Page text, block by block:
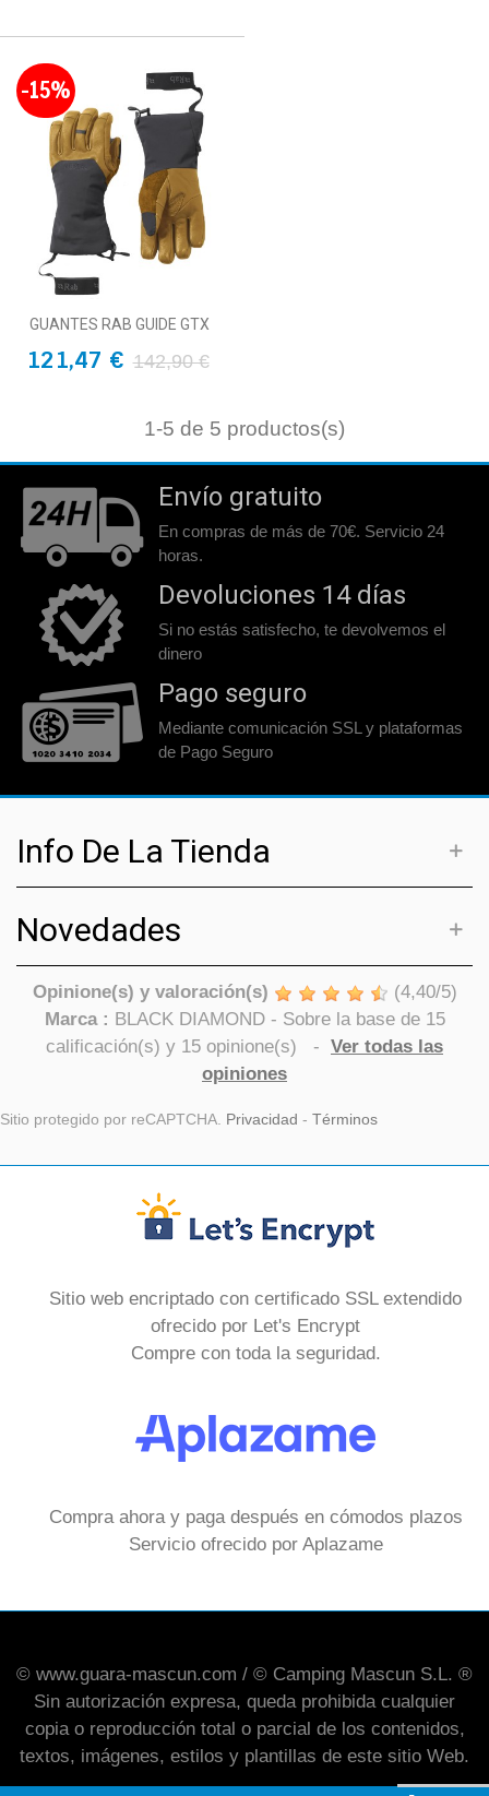
-15%
GUANTES RAB GUIDE GTX
121,47 € 142,90 €
1-5 de 5 productos(s)
Envío gratuito
En compras de más de 70€. Servicio 24
horas.
Devoluciones 14 días
Si no estás satisfecho, te devolvemos el
dinero
Pago seguro
Mediante comunicación SSL y plataformas
de Pago Seguro
Info De La Tienda
Novedades
Opinione(s) y valoración(s) (4,40/5)
Marca : BLACK DIAMOND- Sobre la base de 15
calificación(s) y 15 opinione(s) - Ver todas las
opiniones
Sitio protegido por reCAPTCHA. Privacidad - Términos
Sitio web encriptado con certificado SSL extendido
ofrecido por Let's Encrypt
Compre con toda la seguridad.
Compra ahora y paga después en cómodos plazos
Servicio ofrecido por Aplazame
© www.guara-mascun.com / © Camping Mascun S.L. ®
Sin autorización expresa, queda prohibida cualquier
copia o reproducción total o parcial de los contenidos,
textos, imágenes, estilos y plantillas de este sitio Web.